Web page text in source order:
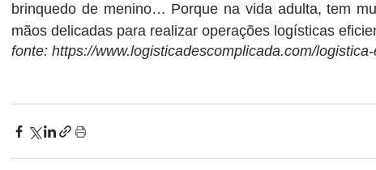
brinquedo de menino… Porque na vida adulta, tem
mãos delicadas para realizar operações logísticas
fonte: https://www.logisticadescomplicada.com/